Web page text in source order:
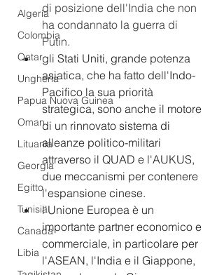
Algeria
Colombia
Qatar
Ungheria
Papua Nuova Guinea
Oman
Lituania
Georgia
Egitto
Tunisia
Canada
Libia
di posizione dell'India che non
ha condannato la guerra di
Putin.
gli Stati Uniti, grande potenza
asiatica, che ha fatto dell'Indo-
Pacifico la sua priorità
strategica, sono anche il motore
di un rinnovato sistema di
alleanze politico-militari
attraverso il QUAD e l'AUKUS,
due meccanismi per contenere
l'espansione cinese.
l'Unione Europea è un
importante partner economico e
commerciale, in particolare per
l'ASEAN, l'India e il Giappone,